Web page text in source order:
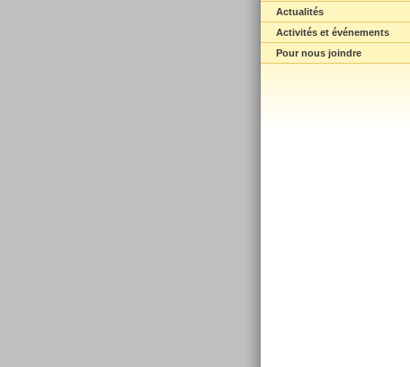
Actualités
Activités et événements
Pour nous joindre